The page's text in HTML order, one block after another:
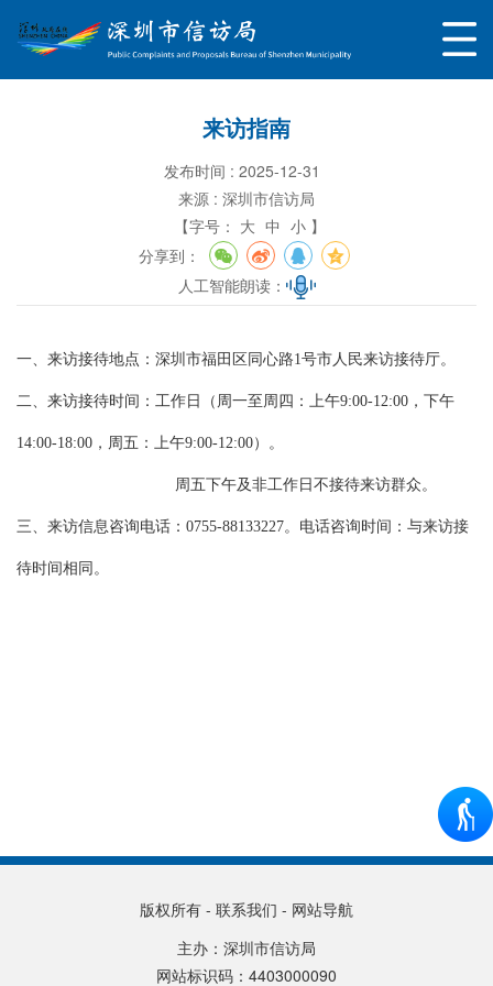
来访指南
发布时间 : 2025-12-31
来源 : 深圳市信访局
【字号： 大 中 小 】
分享到：
人工智能朗读：
一、来访接待地点：深圳市福田区同心路1号市人民来访接待厅。
二、来访接待时间：工作日（周一至周四：上午9:00-12:00，下午
14:00-18:00，周五：上午9:00-12:00）。
周五下午及非工作日不接待来访群众。
三、来访信息咨询电话：0755-88133227。电话咨询时间：与来访接
待时间相同。
版权所有 - 联系我们 - 网站导航
主办：深圳市信访局
网站标识码：4403000090